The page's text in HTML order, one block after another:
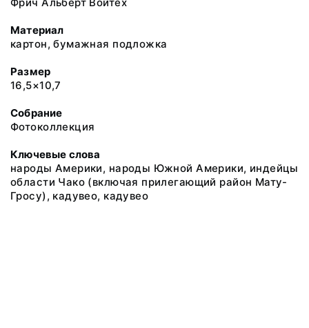
Материал
картон, бумажная подложка
Размер
16,5×10,7
Собрание
Фотоколлекция
Ключевые слова
народы Америки, народы Южной Америки, индейцы
области Чако (включая прилегающий район Мату-
Гросу), кадувео, кадувео